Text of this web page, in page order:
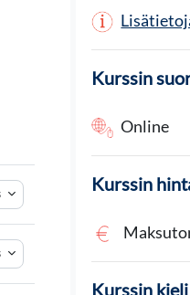
Kurssin
Online
Kurssin
Kurssin kieli